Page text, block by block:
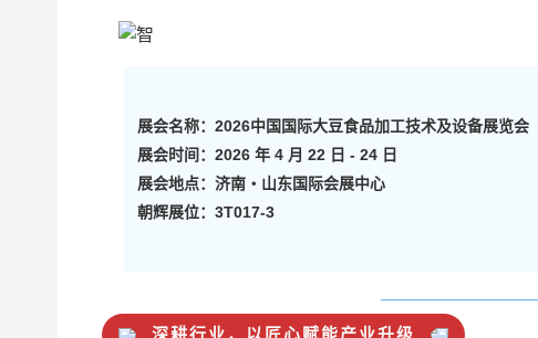
展会名称：2026中国国际大豆食品加工技术及设备展览会
展会时间：2026 年 4 月 22 日 - 24 日
展会地点：济南・山东国际会展中心
朝辉展位：3T017-3
深耕行业，以匠心赋能产业升级